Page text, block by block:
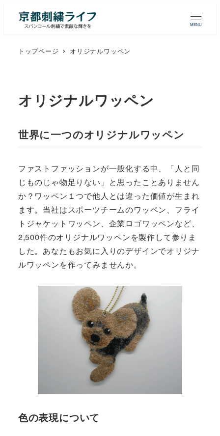
MENU
トップページ オリジナルワッペン
オリジナルワッペン
世界に一つのオリジナルワッペン
ファストファッションが一般化する中、「人と同
じものじゃ物足りない」と思ったことありません
か？ワッペン１つで他人とは違った価値が生まれ
ます。当社はスポーツチームのワッペン、フライ
トジャケットワッペン、企業ロゴワッペンなど、
2,500件のオリジナルワッペンを製作して参りま
した。あなたもお気に入りのデザインでオリジナ
ルワッペンを作ってみませんか。
色の表現について